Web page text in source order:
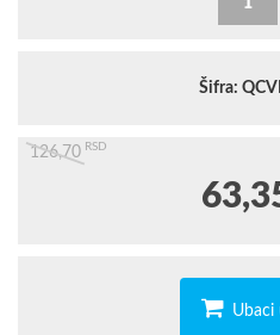
Šifra:
126,70 RSD
Ubaci